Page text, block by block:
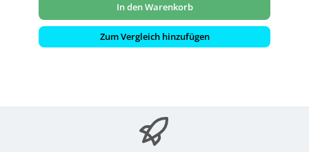
In den Warenkorb
Zum Vergleich hinzufügen